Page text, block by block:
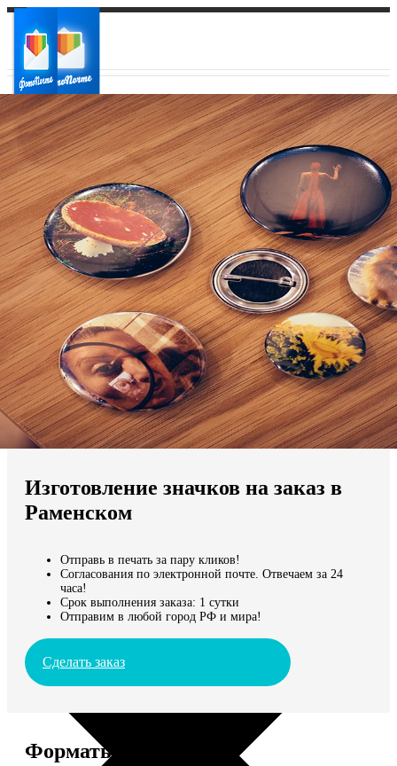
Ваш город:
Ваш регион доставки
Выберите из списка:
Мы доставляем по всему миру
Продолжить без города
Изготовление значков на заказ в
Раменском
Отправь в печать за пару кликов!
Согласования по электронной почте. Отвечаем за 24
часа!
Срок выполнения заказа: 1 сутки
Отправим в любой город РФ и мира!
Сделать заказ
Форматы и цены